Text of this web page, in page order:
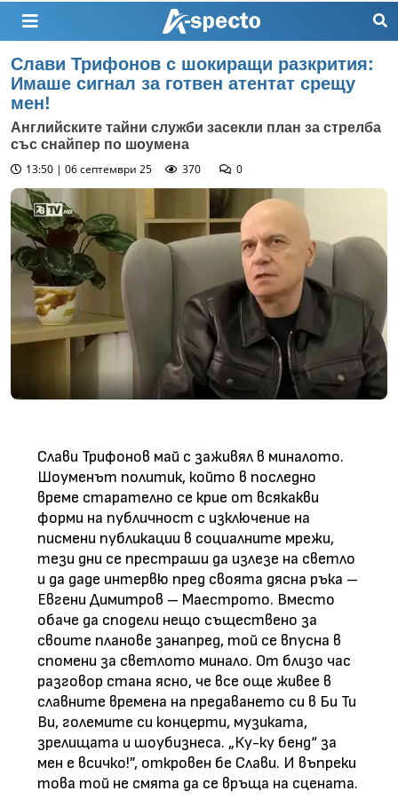
Слави Трифонов с шокиращи разкрития:
Имаше сигнал за готвен атентат срещу
мен!
Английските тайни служби засекли план за стрелба
със снайпер по шоумена
13:50 | 06 септември 25
370 0
Слави Трифонов май с заживял в миналото.
Шоуменът политик, който в последно
време старателно се крие от всякакви
форми на публичност с изключение на
писмени публикации в социалните мрежи,
тези дни се престраши да излезе на светло
и да даде интервю пред своята дясна ръка –
Евгени Димитров – Маестрото. Вместо
обаче да сподели нещо съществено за
своите планове занапред, той се впусна в
спомени за светлото минало. От близо час
разговор стана ясно, че все още живее в
славните времена на предаването си в Би Ти
Ви, големите си концерти, музиката,
зрелищата и шоубизнеса. „Ку-ку бенд“ за
мен е всичко!”, откровен бе Слави. И въпреки
това той не смята да се връща на сцената.